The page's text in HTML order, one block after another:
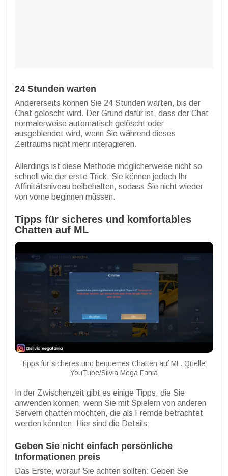
24 Stunden warten
Andererseits können Sie 24 Stunden warten, bis der
Chat gelöscht wird. Der Grund dafür ist, dass der Chat
normalerweise automatisch gelöscht oder
ausgeblendet wird, wenn Sie während dieses
Zeitraums nicht mehr interagieren.
Allerdings ist diese Methode möglicherweise nicht so
schnell wie der erste Trick. Sie können jedoch Ihr
Affinitätsniveau beibehalten, sodass Sie nicht wieder
von vorne beginnen müssen.
Tipps für sicheres und komfortables
Chatten auf ML
Tipps für sicheres und bequemes Chatten auf ML. Quelle:
YouTube/Silvia Mega Fania
In der Zwischenzeit gibt es einige Tipps, die Sie
anwenden können, wenn Sie mit Spielern von anderen
Servern chatten möchten, die als Fremde betrachtet
werden könnten. Hier sind die Details:
Geben Sie nicht einfach persönliche
Informationen preis
Das Erste, worauf Sie achten sollten: Geben Sie